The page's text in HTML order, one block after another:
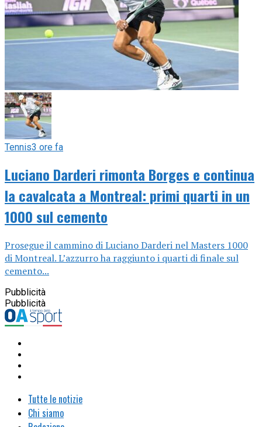
Tennis3 ore fa
Luciano Darderi rimonta Borges e continua
la cavalcata a Montreal: primi quarti in un
1000 sul cemento
Prosegue il cammino di Luciano Darderi nel Masters 1000
di Montreal. L’azzurro ha raggiunto i quarti di finale sul
cemento...
Pubblicità
Pubblicità
Tutte le notizie
Chi siamo